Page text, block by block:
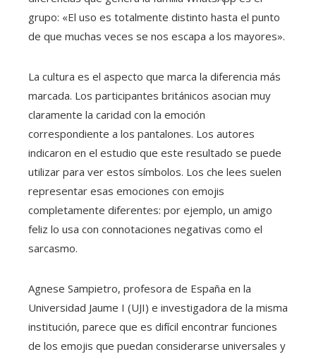
grupo: «El uso es totalmente distinto hasta el punto
de que muchas veces se nos escapa a los mayores».
La cultura es el aspecto que marca la diferencia más
marcada. Los participantes británicos asocian muy
claramente la caridad con la emoción
correspondiente a los pantalones. Los autores
indicaron en el estudio que este resultado se puede
utilizar para ver estos símbolos. Los che lees suelen
representar esas emociones con emojis
completamente diferentes: por ejemplo, un amigo
feliz lo usa con connotaciones negativas como el
sarcasmo.
Agnese Sampietro, profesora de España en la
Universidad Jaume I (UJI) e investigadora de la misma
institución, parece que es difícil encontrar funciones
de los emojis que puedan considerarse universales y